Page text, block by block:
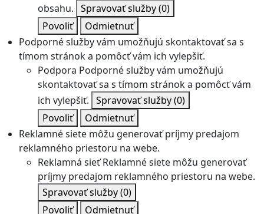
obsahu. Spravovať služby(0)
Povoliť
Odmietnuť
Podporné služby vám umožňujú skontaktovať sa s
tímom stránok a pomôcť vám ich vylepšiť.
Podpora Podporné služby vám umožňujú
skontaktovať sa s tímom stránok a pomôcť vám
ich vylepšiť. Spravovať služby(0)
Povoliť
Odmietnuť
Reklamné siete môžu generovať príjmy predajom
reklamného priestoru na webe.
Reklamná sieť Reklamné siete môžu generovať
príjmy predajom reklamného priestoru na webe.
Spravovať služby(0)
Povoliť
Odmietnuť